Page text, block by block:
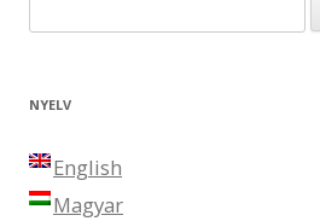
NYELV
English
Magyar